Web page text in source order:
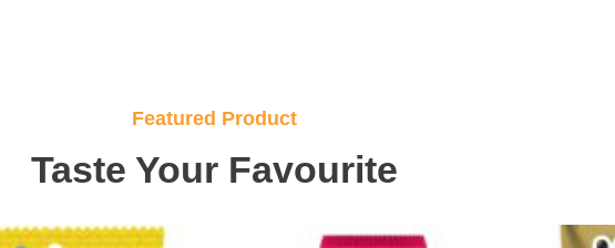
Featured Product
Taste Your Favourite